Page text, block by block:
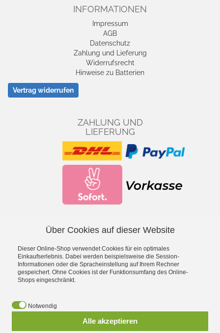
INFORMATIONEN
Impressum
AGB
Datenschutz
Zahlung und Lieferung
Widerrufsrecht
Hinweise zu Batterien
Vertrag widerrufen
ZAHLUNG UND
LIEFERUNG
*inkl. MwSt., zzgl.Versandkosten
- Entdecke die Theo Klein Spielzeug-Welt -
Bosch Car Service Spielzeug
Steps Magnetpuzzle·Electrolux Haushaltsspielzeug·Emmas
Kitchen Spielgeschirr· Fashion Passion Nähspielzeug
Fighter Henry Feuerwehrspielzeug·Hot Wheels·Klein goes Bio
Über Cookies auf dieser Website
Dieser Online-Shop verwendet Cookies für ein optimales
Einkaufserlebnis. Dabei werden beispielsweise die Session-
Informationen oder die Spracheinstellung auf Ihrem Rechner
gespeichert. Ohne Cookies ist der Funktionsumfang des Online-
Shops eingeschränkt.
Notwendig
Alle akzeptieren